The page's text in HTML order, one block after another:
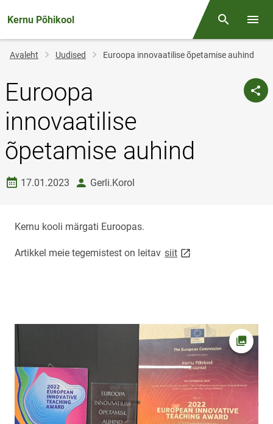
Kernu Põhikool Otsing
Jälglink
Avaleht Uudised Euroopa innovaatilise õpetamise auhind
Euroopa
innovaatilise
õpetamise auhind
Loomise kuupäev
17.01.2023 autorGerli.Korol
Kernu kooli märgati Euroopas.
Artikkel meie tegemistest on leitav siitlink opens on new
Ava